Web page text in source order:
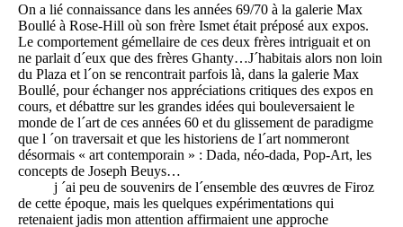
On a lié connaissance dans les années 69/70 à la galerie Max
Boullé à Rose-Hill où son frère Ismet était préposé aux expos.
Le comportement gémellaire de ces deux frères intriguait et on
ne parlait d´eux que des frères Ghanty…J´habitais alors non loin
du Plaza et l´on se rencontrait parfois là, dans la galerie Max
Boullé, pour échanger nos appréciations critiques des expos en
cours, et débattre sur les grandes idées qui bouleversaient le
monde de l´art de ces années 60 et du glissement de paradigme
que l ´on traversait et que les historiens de l´art nommeront
désormais « art contemporain » : Dada, néo-dada, Pop-Art, les
concepts de Joseph Beuys…
j ´ai peu de souvenirs de l´ensemble des œuvres de Firoz
de cette époque, mais les quelques expérimentations qui
retenaient jadis mon attention affirmaient une approche